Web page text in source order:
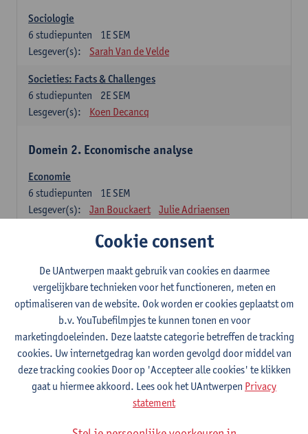
Sociologie
1E SEM
6 studiepunten
Lesgever(s):
Sarah Van de Velde
Societies: Facts & Challenges
2E SEM
6 studiepunten
Lesgever(s):
Koen Decancq
Domein 2. Economische analyse
Economie
1E SEM
6 studiepunten
Lesgever(s):
Jan Bouckaert Julie Adriaensen
Domein 3. Bedrijfseconomie
Accountancy
1E/2E SEM
6studiepunten
Lesgever(s):
Tom Van Caneghem Christine Lippens
Domein 6. Kwantitatieve methoden
Beschrijvende statistiek en kansrekenen
2E SEM
3studiepunten
Stephan Van der Veeken
Cookie consent
De UAntwerpen maakt gebruik van cookies en daarmee
vergelijkbare technieken voor het functioneren, meten en
optimaliseren van de website. Ook worden er cookies geplaatst om
b.v. YouTubefilmpjes te kunnen tonen en voor
marketingdoeleinden. Deze laatste categorie betreffen de tracking
cookies. Uw internetgedrag kan worden gevolgd door middel van
deze tracking cookies Door op 'Accepteer alle cookies' te klikken
gaat u hiermee akkoord. Lees ook het UAntwerpen Privacy
statement